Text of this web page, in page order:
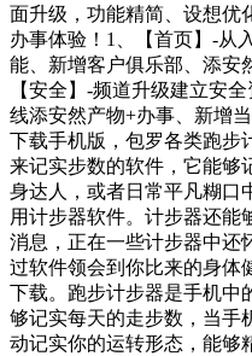
面升级，功能精简、设想优
办事体验！1、【首页】-从
能、新增客户俱乐部、添安
【安全】-频道升级建立安
线添安然产物+办事、新增
下载手机版，包罗各类跑步
来记实步数的软件，它能够
身达人，或者日常平凡糊口
用计步器软件。计步器还能
消息，正在一些计步器中还
过软件领会到你比来的身体
下载。跑步计步器是手机中
够记实每天的走步数，当手
动记实你的运转形态，能够